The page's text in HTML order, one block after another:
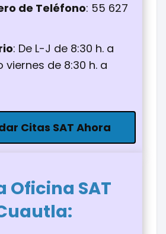
de Teléfono: 55 627
: De L-J de 8:30 h. a
viernes de 8:30 h. a
Citas SAT Ahora
Oficina SAT
: